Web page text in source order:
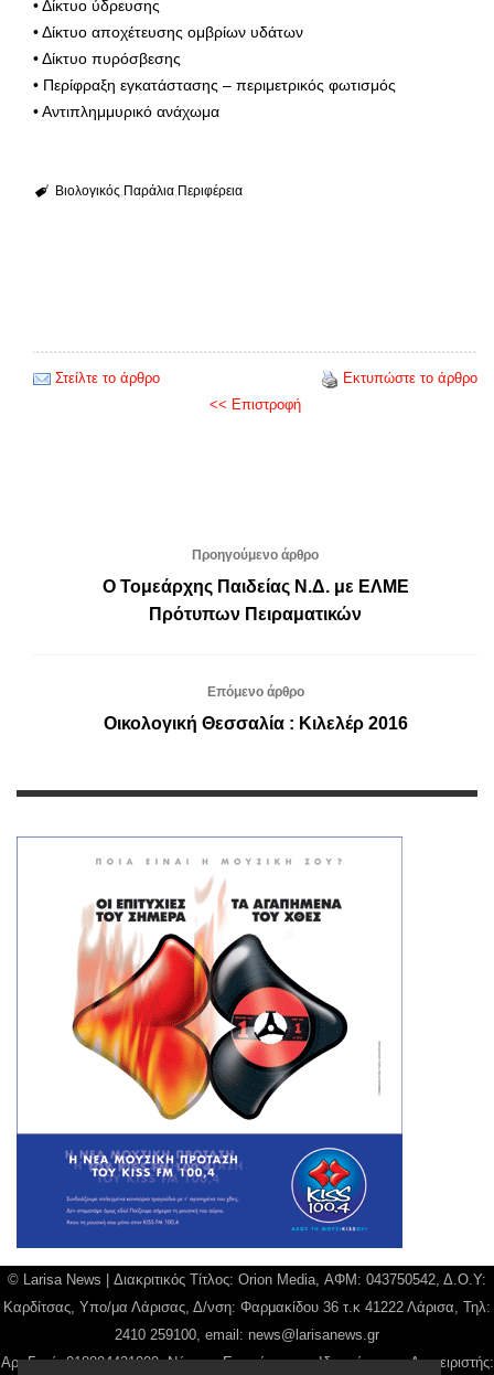
• Δίκτυο ύδρευσης
• Δίκτυο αποχέτευσης ομβρίων υδάτων
• Δίκτυο πυρόσβεσης
• Περίφραξη εγκατάστασης – περιμετρικός φωτισμός
• Αντιπλημμυρικό ανάχωμα
Βιολογικός Παράλια Περιφέρεια
Στείλτε το άρθρο
Εκτυπώστε το άρθρο
<< Επιστροφή
Προηγούμενο άρθρο
Ο Τομεάρχης Παιδείας Ν.Δ. με ΕΛΜΕ
Πρότυπων Πειραματικών
Επόμενο άρθρο
Οικολογική Θεσσαλία : Κιλελέρ 2016
© Larisa News | Διακριτικός Τίτλος: Orion Media, ΑΦΜ: 043750542, Δ.Ο.Υ:
Καρδίτσας, Υπο/μα Λάρισας, Δ/νση: Φαρμακίδου 36 τ.κ 41222 Λάρισα, Τηλ:
2410 259100, email: news@larisanews.gr
Αρ. Γεμή: 018804431000, Νόμιμος Εκπρόσωπος, Ιδιοκτήτης και Διαχειριστής: